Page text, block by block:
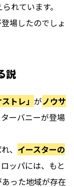
れています。
場したのでしょ
説
ストレ」 がノウサ
ーバニーが登場
、 イースターの
ッパには、もと
った地域が存在